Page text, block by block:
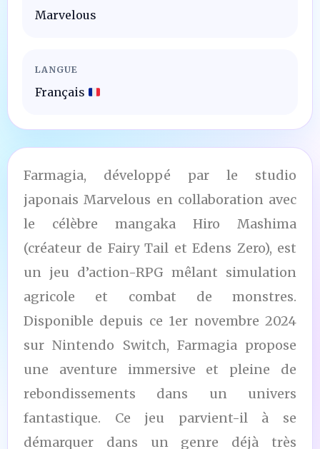
Marvelous
LANGUE
Français
Farmagia, développé par le studio
japonais Marvelous en collaboration avec
le célèbre mangaka Hiro Mashima
(créateur de Fairy Tail et Edens Zero), est
un jeu d’action-RPG mêlant simulation
agricole et combat de monstres.
Disponible depuis ce 1er novembre 2024
sur Nintendo Switch, Farmagia propose
une aventure immersive et pleine de
rebondissements dans un univers
fantastique. Ce jeu parvient-il à se
démarquer dans un genre déjà très